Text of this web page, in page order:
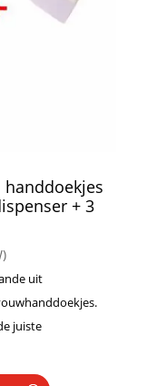
+ 3
uit
juiste